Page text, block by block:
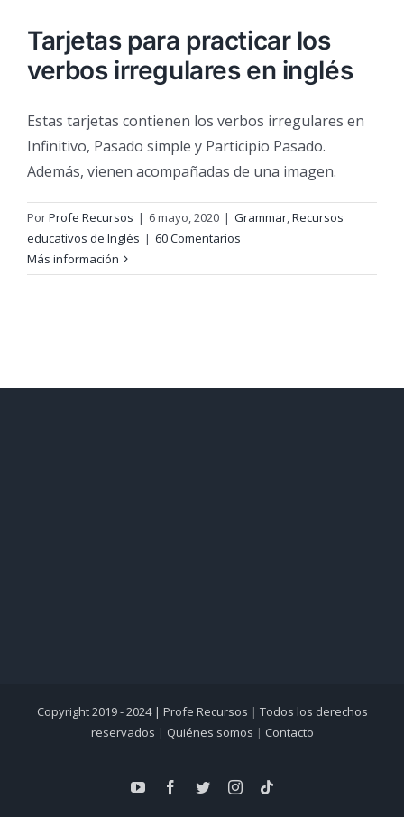
Tarjetas para practicar los
verbos irregulares en inglés
Estas tarjetas contienen los verbos irregulares en
Infinitivo, Pasado simple y Participio Pasado.
Además, vienen acompañadas de una imagen.
PorProfe Recursos | 6 mayo, 2020 | Grammar,Recursos
educativos de Inglés | 60 Comentarios
Más información
Copyright 2019 - 2024 | Profe Recursos | Todos los derechos
reservados | Quiénes somos | Contacto
YouTubeFacebook
TwitterInstagram
Tiktok